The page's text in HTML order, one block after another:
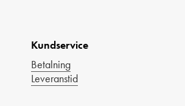
Kundservice
Betalning
Leveranstid